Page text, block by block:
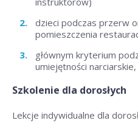
dzieci podczas przerw
pomieszczenia
głównym kryterium
umiejętności
Szkolenie dla dorosłych
Lekcje indywidualne dla